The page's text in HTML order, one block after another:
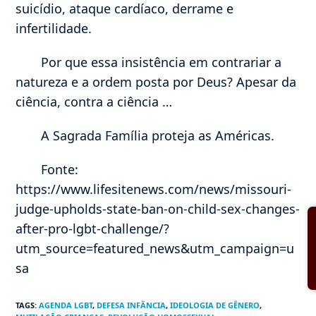
suicídio, ataque cardíaco, derrame e
infertilidade.
Por que essa insistência em contrariar a
natureza e a ordem posta por Deus? Apesar da
ciência, contra a ciência …
A Sagrada Família proteja as Américas.
Fonte:
https://www.lifesitenews.com/news/missouri-
judge-upholds-state-ban-on-child-sex-changes-
after-pro-lgbt-challenge/?
utm_source=featured_news&utm_campaign=u
sa
TAGS:AGENDA LGBT, DEFESA INFÂNCIA, IDEOLOGIA DE GÊNERO,